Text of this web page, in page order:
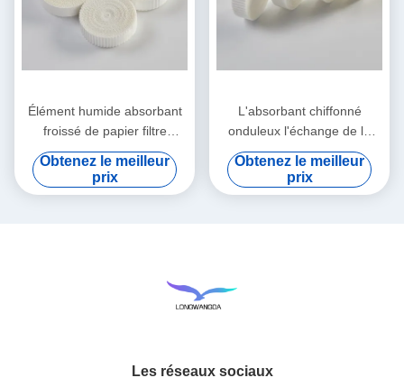
Élément humide absorbant
froissé de papier filtre
d'échangeur de la chaleur et
d'humidité
Obtenez le meilleur
prix
L'absorbant chiffonné
onduleux l'échange de la
chaleur et d'humidité de
papier filtre
Obtenez le meilleur
prix
Les réseaux sociaux